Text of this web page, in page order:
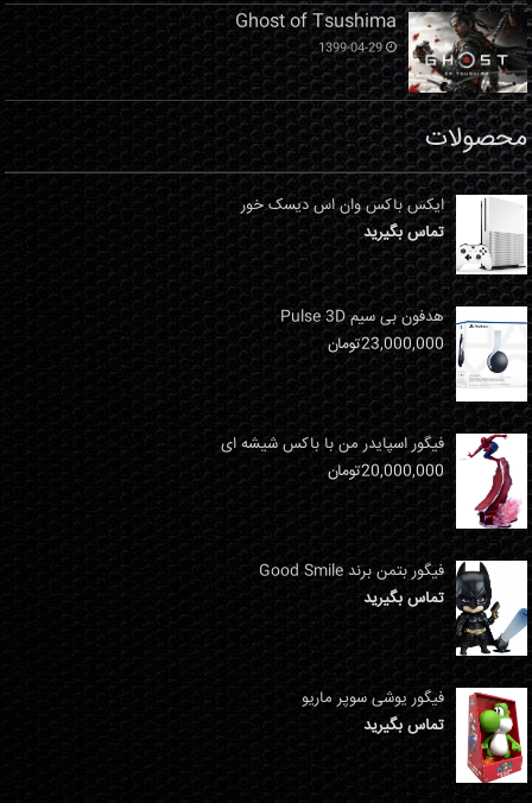
Ghost of Tsushima
1399-04-29
محصولات
ایکس باکس وان اس دیسک خور
تماس بگیرید
هدفون بی سیم Pulse 3D
23,000,000تومان
فیگور اسپایدر من با باکس شیشه ای
20,000,000تومان
فیگور بتمن برند Good Smile
تماس بگیرید
فیگور یوشی سوپر ماریو
تماس بگیرید